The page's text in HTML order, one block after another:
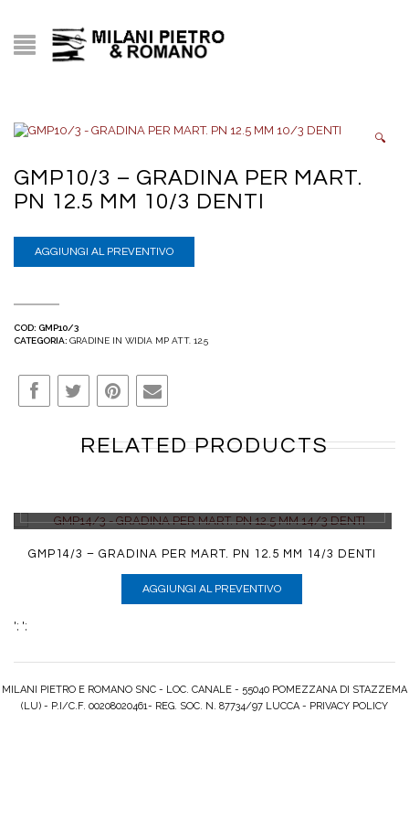
🔍
GMP10/3 – GRADINA PER MART.
PN 12.5 MM 10/3 DENTI
AGGIUNGI AL PREVENTIVO
COD: GMP10/3
CATEGORIA: GRADINE IN WIDIA MP ATT. 12.5
RELATED PRODUCTS
GMP14/3 – GRADINA PER MART. PN 12.5 MM 14/3 DENTI
AGGIUNGI AL PREVENTIVO
'; ';
MILANI PIETRO E ROMANO SNC - LOC. CANALE - 55040 POMEZZANA DI STAZZEMA
(LU) - P.I/C.F. 00208020461- REG. SOC. N. 87734/97 LUCCA - PRIVACY POLICY